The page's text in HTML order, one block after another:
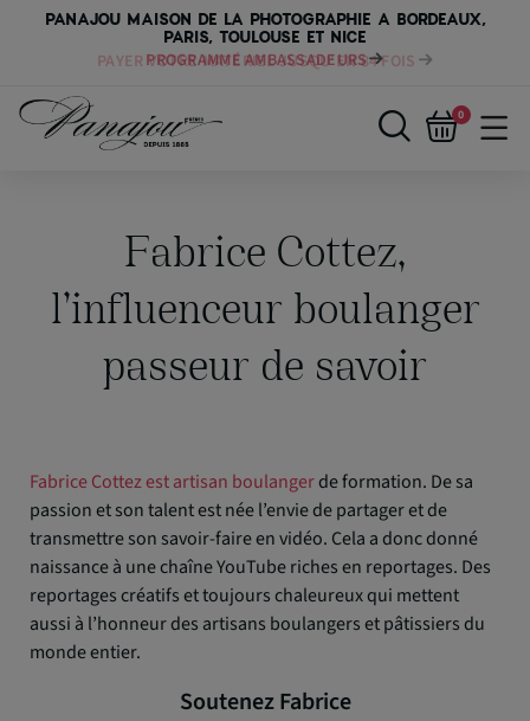
PANAJOU MAISON DE LA PHOTOGRAPHIE A BORDEAUX,
PARIS, TOULOUSE ET NICE
PAYER VOTRE MATÉRIEL JUSQU'EN 84 FOIS
0
Fabrice Cottez,
l’influenceur boulanger
passeur de savoir
Fabrice Cottez est artisan boulangerde formation. De sa
passion et son talent est née l’envie de partager et de
transmettre son savoir-faire en vidéo. Cela a donc donné
naissance à une chaîne YouTube riches en reportages. Des
reportages créatifs et toujours chaleureux qui mettent
aussi à l’honneur des artisans boulangers et pâtissiers du
monde entier.
Soutenez Fabrice